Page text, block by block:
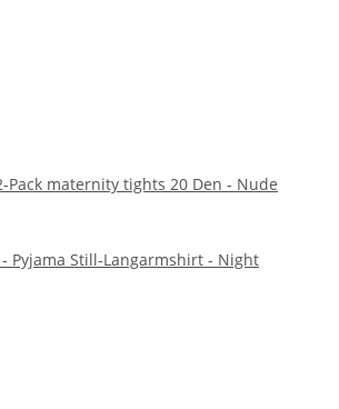
maternity tights 20 Den - Nude